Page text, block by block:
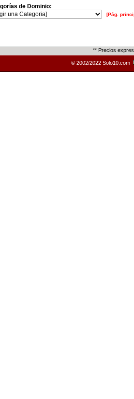
de Dominio:
[Pág.
** Precios
© 2002/2022 Solo10.com